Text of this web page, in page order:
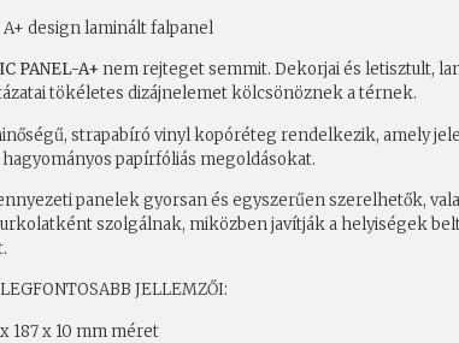
A+ design laminált falpanel
PANEL-A+ nem rejteget semmit. Dekorjai és letisztult,
tökéletes dizájnelemet kölcsönöznek a térnek.
strapabíró vinyl kopóréteg rendelkezik, amely
papírfóliás megoldásokat.
panelek gyorsan és egyszerűen szerelhetők,
szolgálnak, miközben javítják a helyiségek
JELLEMZŐI:
187 x 10 mm méret